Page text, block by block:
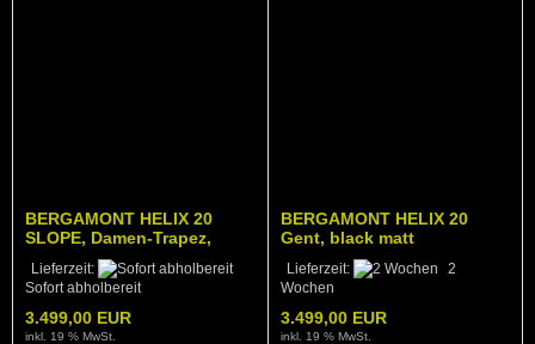
BERGAMONT HELIX 20
SLOPE, Damen-Trapez,
sage green, 21,5 Kg
Lieferzeit:
Sofort abholbereit
3.499,00 EUR
inkl. 19 % MwSt.
BERGAMONT HELIX 20
Gent, black matt
Lieferzeit:
2
Wochen
3.499,00 EUR
inkl. 19 % MwSt.